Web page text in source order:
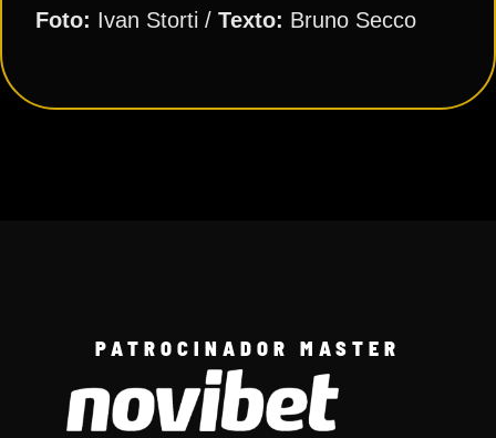
Foto: Ivan Storti / Texto: Bruno Secco
PATROCINADOR MASTER